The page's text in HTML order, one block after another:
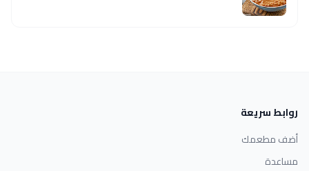
روابط سريعة
أضف مطعمك
مساعدة